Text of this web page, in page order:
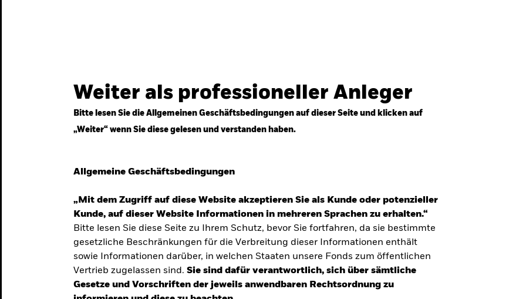
Weiter als professioneller Anleger
Bitte lesen Sie die Allgemeinen Geschäftsbedingungen auf dieser Seite und klicken auf
„Weiter“ wenn Sie diese gelesen und verstanden haben.
Allgemeine Geschäftsbedingungen
„Mit dem Zugriff auf diese Website akzeptieren Sie als Kunde oder potenzieller
Kunde, auf dieser Website Informationen in mehreren Sprachen zu erhalten.“
Bitte lesen Sie diese Seite zu Ihrem Schutz, bevor Sie fortfahren, da sie bestimmte
gesetzliche Beschränkungen für die Verbreitung dieser Informationen enthält
sowie Informationen darüber, in welchen Staaten unsere Fonds zum öffentlichen
Vertrieb zugelassen sind. Sie sind dafür verantwortlich, sich über sämtliche
Gesetze und Vorschriften der jeweils anwendbaren Rechtsordnung zu